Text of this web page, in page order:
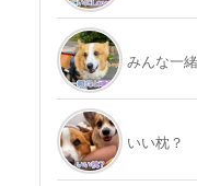
みんな一
いい枕？